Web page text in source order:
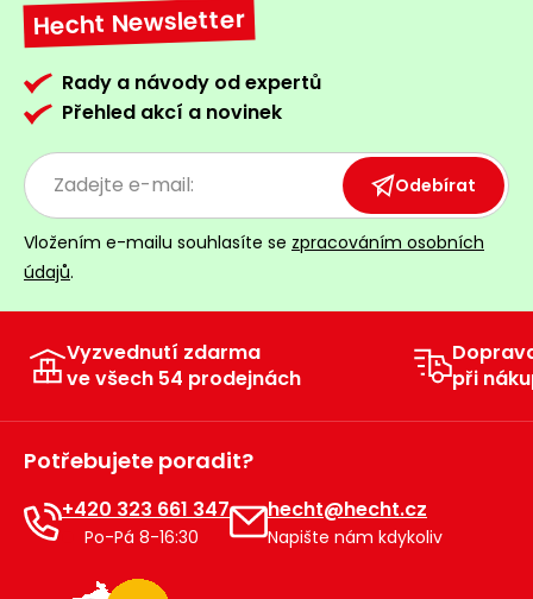
Hecht Newsletter
Rady a návody od expertů
Přehled akcí a novinek
Odebírat
Vložením e-mailu souhlasíte se zpracováním osobních
údajů.
Vyzvednutí zdarma
ve všech 54 prodejnách
při
Potřebujete poradit?
+420 323 661 347
Po-Pá 8-16:30
hecht@hecht.cz
Napište nám kdykoliv